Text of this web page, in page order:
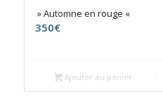
» Automne en rouge «
350€
Ajouter au panier